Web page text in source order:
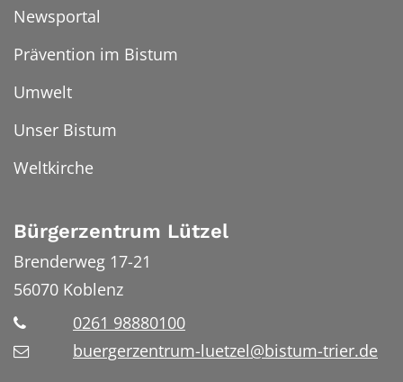
Newsportal
Prävention im Bistum
Umwelt
Unser Bistum
Weltkirche
Bürgerzentrum Lützel
Brenderweg 17-21
56070 Koblenz
0261 98880100
buergerzentrum-luetzel@bistum-trier.de